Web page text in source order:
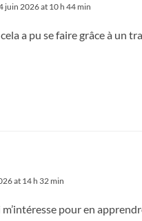
juin 2026 at 10 h 44 min
a pu se faire grâce à un
at 14 h 32 min
pour en